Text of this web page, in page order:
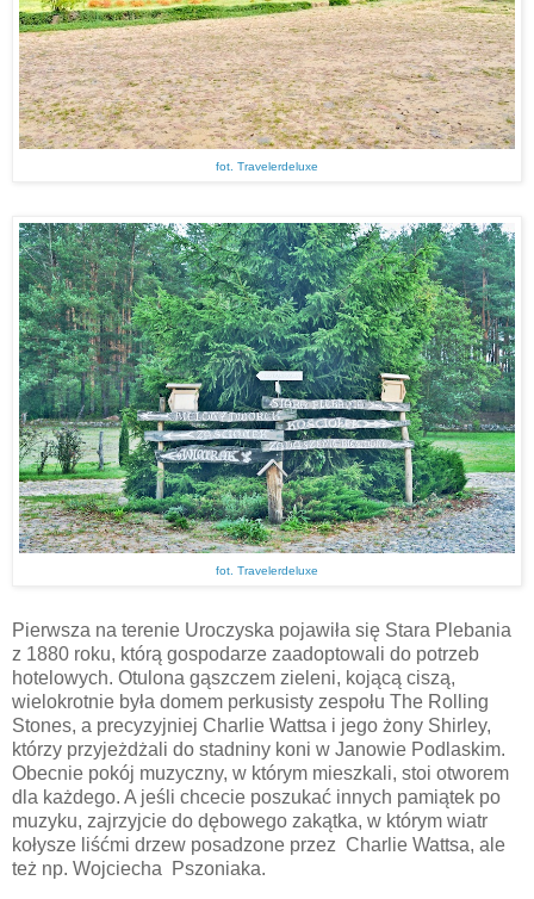
fot. Travelerdeluxe
fot. Travelerdeluxe
Pierwsza na terenie Uroczyska pojawiła się Stara Plebania
z 1880 roku, którą gospodarze zaadoptowali do potrzeb
hotelowych. Otulona gąszczem zieleni, kojącą ciszą,
wielokrotnie była domem perkusisty zespołu The Rolling
Stones, a precyzyjniej Charlie Wattsa i jego żony Shirley,
którzy przyjeżdżali do stadniny koni w Janowie Podlaskim.
Obecnie pokój muzyczny, w którym mieszkali, stoi otworem
dla każdego. A jeśli chcecie poszukać innych pamiątek po
muzyku, zajrzyjcie do dębowego zakątka, w którym wiatr
kołysze liśćmi drzew posadzone przez Charlie Wattsa, ale
też np. Wojciecha Pszoniaka.